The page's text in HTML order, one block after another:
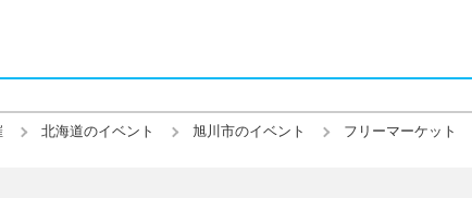
北海道のイベント 旭川市のイベント フリーマーケット